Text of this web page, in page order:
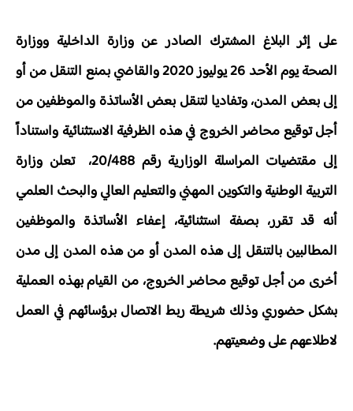
على إثر البلاغ المشترك الصادر عن وزارة الداخلية ووزارة
الصحة يوم الأحد 26 يوليوز 2020 والقاضي بمنع التنقل من أو
إلى بعض المدن، وتفاديا لتنقل بعض الأساتذة والموظفين من
أجل توقيع محاضر الخروج في هذه الظرفية الاستثنائية واستناداً
إلى مقتضيات المراسلة الوزارية رقم 20/488، تعلن وزارة
التربية الوطنية والتكوين المهني والتعليم العالي والبحث العلمي
أنه قد تقرر، بصفة استثنائية، إعفاء الأساتذة والموظفين
المطالبين بالتنقل إلى هذه المدن أو من هذه المدن إلى مدن
أخرى من أجل توقيع محاضر الخروج، من القيام بهذه العملية
بشكل حضوري وذلك شريطة ربط الاتصال برؤسائهم في العمل
لاطلاعهم على وضعيتهم.